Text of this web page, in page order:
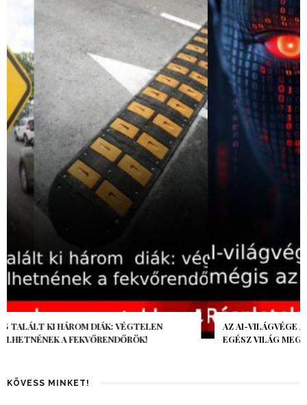
AZ AI-VILÁGVÉGE ÁRNYÉKA, CSAK PÁR ÓRA VOLT, MÉGIS AZ
EGÉSZ VILÁG MEGÉREZTE…
KÖVESS MINKET!